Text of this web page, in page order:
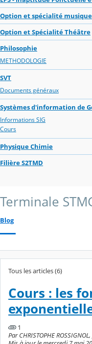
Option et spécialité musique
Option et Spécialité Théâtre
Philosophie
METHODOLOGIE
SVT
Documents généraux
Systèmes d'information de
Informations SIG
Cours
Physique Chimie
Filière S2TMD
Terminale
Blog
Tous les articles (6)
Cours : les
1
Par CHRISTOPHE